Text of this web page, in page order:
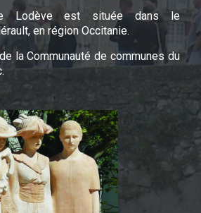
Lodève est située dans le
en région Occitanie.
la Communauté de communes du